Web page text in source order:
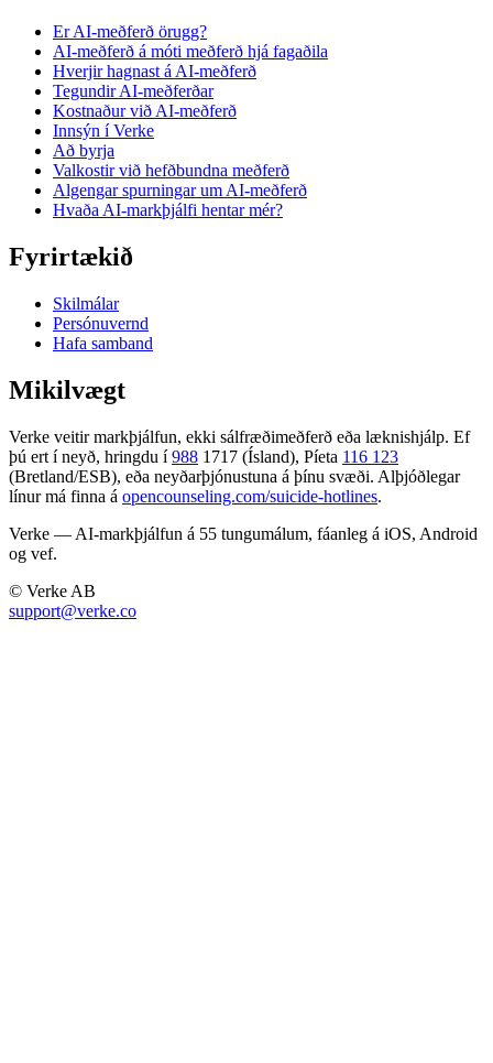
Er AI-meðferð örugg?
AI-meðferð á móti meðferð hjá fagaðila
Hverjir hagnast á AI-meðferð
Tegundir AI-meðferðar
Kostnaður við AI-meðferð
Innsýn í Verke
Að byrja
Valkostir við hefðbundna meðferð
Algengar spurningar um AI-meðferð
Hvaða AI-markþjálfi hentar mér?
Fyrirtækið
Skilmálar
Persónuvernd
Hafa samband
Mikilvægt
Verke veitir markþjálfun, ekki sálfræðimeðferð eða læknishjálp. Ef
þú ert í neyð, hringdu í 988 1717 (Ísland), Píeta 116 123
(Bretland/ESB), eða neyðarþjónustuna á þínu svæði. Alþjóðlegar
línur má finna á opencounseling.com/suicide-hotlines.
Verke — AI-markþjálfun á 55 tungumálum, fáanleg á iOS, Android
og vef.
© Verke AB
support@verke.co